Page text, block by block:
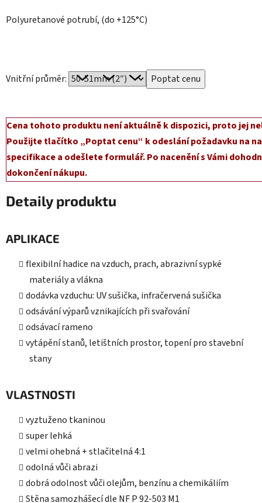
Polyuretanové potrubí, (do +125°C)
Vnitřní průměr:
Cena tohoto produktu není aktuálně k dispozici, proto jej
Použijte tlačítko „Poptat cenu“ k odeslání požadavku na
specifikace a odešlete formulář. Po nacenění s Vámi
dokončení nákupu.
Detaily produktu
APLIKACE
flexibilní hadice na vzduch, prach, abrazivní sypké
materiály a vlákna
dodávka vzduchu: UV sušička, infračervená sušička
odsávání výparů vznikajících při svařování
odsávací rameno
vytápění stanů, letištních prostor, topení pro stavební
stany
VLASTNOSTI
vyztuženo tkaninou
super lehká
velmi ohebná + stlačitelná 4:1
odolná vůči abrazi
dobrá odolnost vůči olejům, benzínu a chemikáliím
Stěna samozhášecí dle NF P 92-503 M1